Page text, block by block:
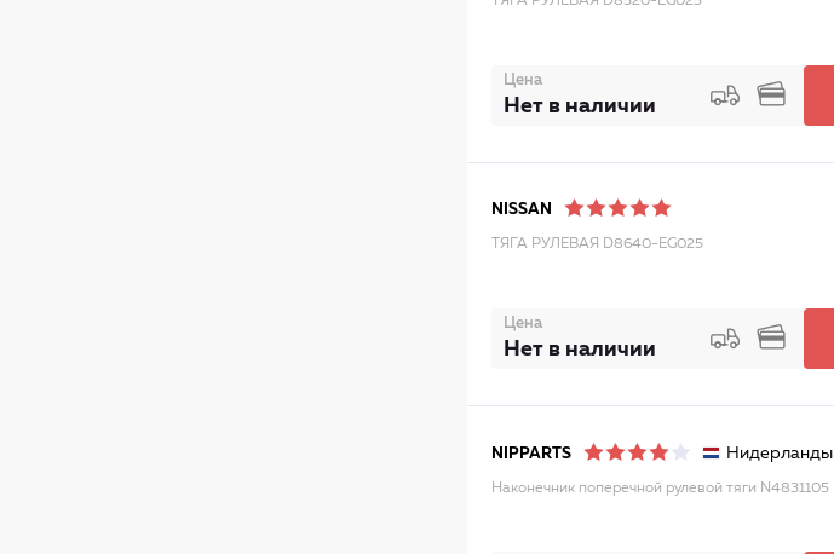
Цена
Нет в наличии
NISSAN
ТЯГА РУЛЕВАЯ D8640-EG025
Цена
Нет в наличии
NIPPARTS Нидерланды
Наконечник поперечной рулевой тяги N4831105